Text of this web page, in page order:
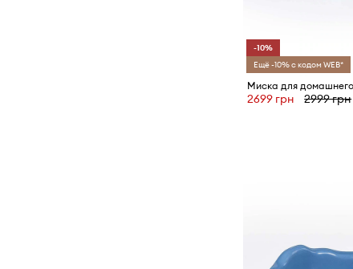
-10%
Ещё -10% с кодом WEB*
2699 грн 2999 грн